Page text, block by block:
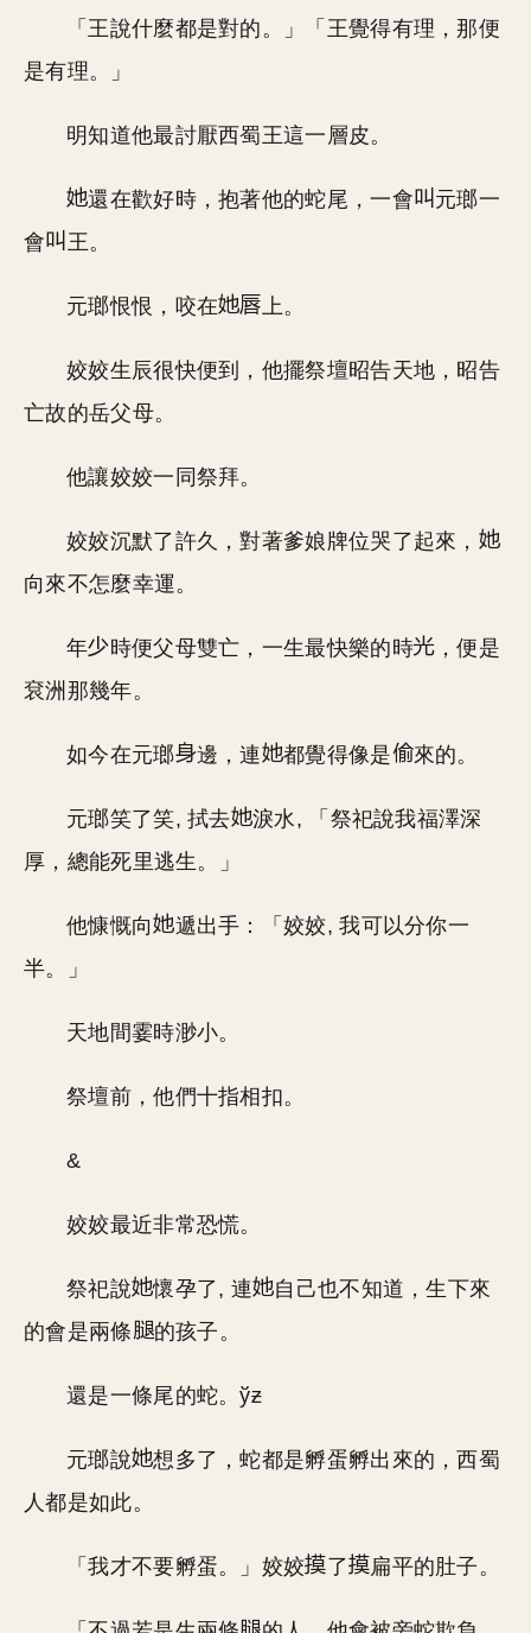
「王說什麼都是對的。」「王覺得有理，那便
是有理。」
明知道他最討厭西蜀王這一層皮。
還在歡好時，抱著他的蛇尾，一會
元瑯一
會
王。
元瑯恨恨，咬在 上。
姣姣生辰很快便到，他擺祭壇昭告天地，昭告
亡故的岳父母。
他讓姣姣一同祭拜。
姣姣沉默了許久，對著爹娘牌位哭了起來，
向來不怎麼幸運。
年 時便父母雙亡，一生最快樂的時
，便是
袞洲那幾年。
如今在元瑯 邊，連 都覺得像是 來的。
元瑯笑了笑, 拭去
淚水, 「祭祀說我福澤深
厚，總能死里逃生。」
他慷慨向
遞出手：「姣姣, 我可以分你一
半。」
天地間霎時渺小。
祭壇前，他們十指相扣。
&
姣姣最近非常恐慌。
祭祀說 懷孕了, 連
自己也不知道，生下來
的會是兩條
的孩子。
還是一條尾的蛇。ўƶ
元瑯說
想多了，蛇都是孵蛋孵出來的，西蜀
人都是如此。
「我才不要孵蛋。」姣姣 了 扁平的肚子。